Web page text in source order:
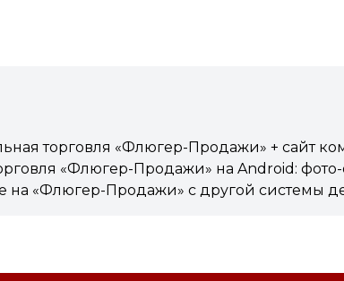
торговля «Флюгер-Продажи» + сайт
«Флюгер-Продажи» на Android: фото-
на «Флюгер-Продажи» с другой системы